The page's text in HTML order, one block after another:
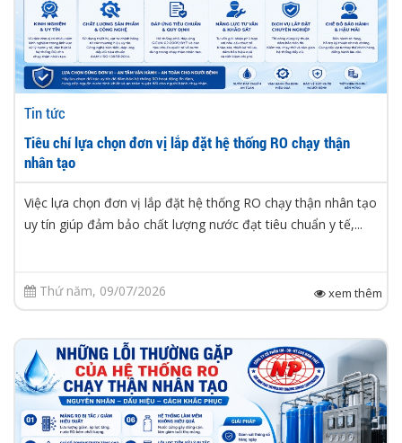
Tin tức
Tiêu chí lựa chọn đơn vị lắp đặt hệ thống RO chạy thận
nhân tạo
Việc lựa chọn đơn vị lắp đặt hệ thống RO chạy thận nhân tạo
uy tín giúp đảm bảo chất lượng nước đạt tiêu chuẩn y tế,...
Thứ năm, 09/07/2026 xem thêm